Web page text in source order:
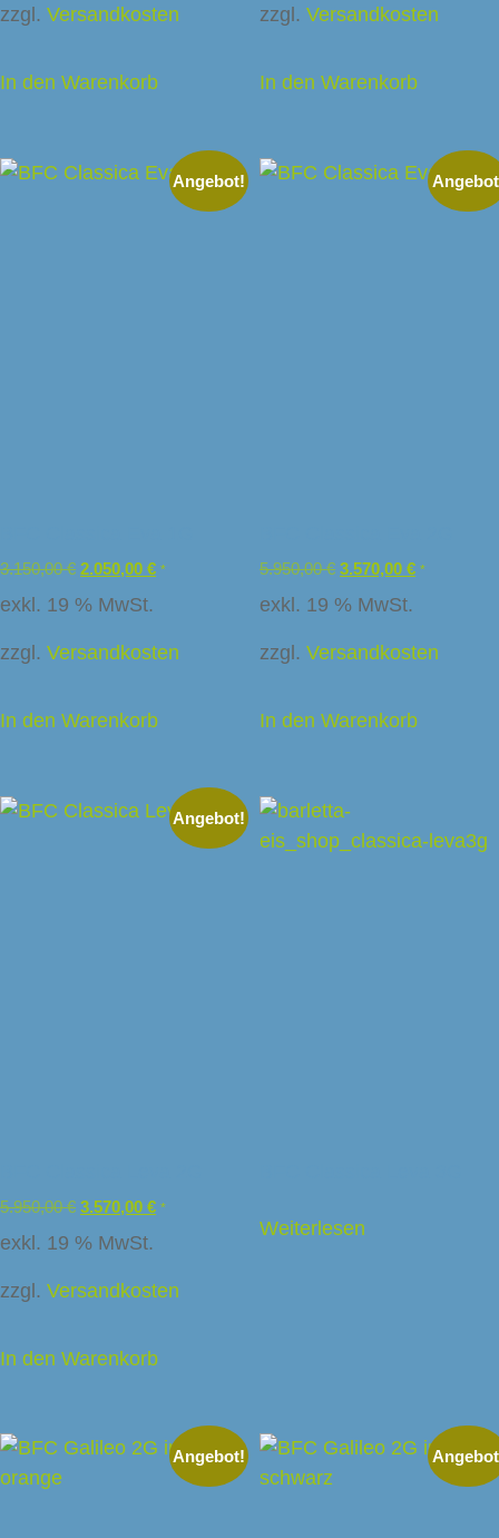
zzgl. Versandkosten
In den Warenkorb
zzgl. Versandkosten
In den Warenkorb
Angebot!
3.150,00€ 2.050,00 € *
exkl. 19 % MwSt.
zzgl. Versandkosten
In den Warenkorb
5.950,00€ 3.570,00 € *
exkl. 19 % MwSt.
zzgl. Versandkosten
In den Warenkorb
Angebot!
5.950,00€ 3.570,00 € *
exkl. 19 % MwSt.
zzgl. Versandkosten
In den Warenkorb
Weiterlesen
Angebot!